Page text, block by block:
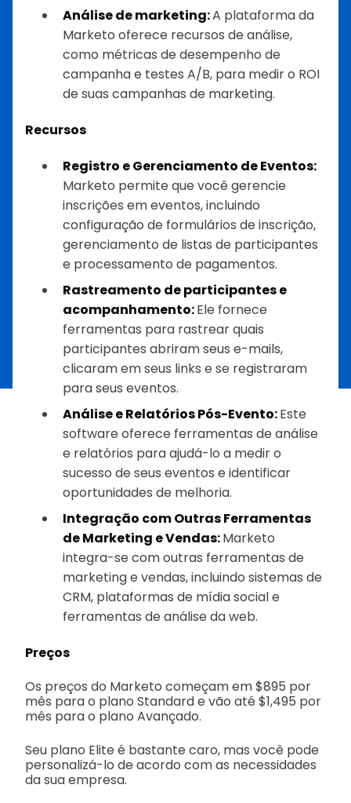
Análise de marketing:A plataforma da
Marketo oferece recursos de análise,
como métricas de desempenho de
campanha e testes A/B, para medir o ROI
de suas campanhas de marketing.
Recursos
Registro e Gerenciamento de Eventos:
Marketo permite que você gerencie
inscrições em eventos, incluindo
configuração de formulários de inscrição,
gerenciamento de listas de participantes
e processamento de pagamentos.
Rastreamento de participantes e
acompanhamento:Ele fornece
ferramentas para rastrear quais
participantes abriram seus e-mails,
clicaram em seus links e se registraram
para seus eventos.
Análise e Relatórios Pós-Evento:Este
software oferece ferramentas de análise
e relatórios para ajudá-lo a medir o
sucesso de seus eventos e identificar
oportunidades de melhoria.
Integração com Outras Ferramentas
de Marketing e Vendas:Marketo
integra-se com outras ferramentas de
marketing e vendas, incluindo sistemas de
CRM, plataformas de mídia social e
ferramentas de análise da web.
Preços
Os preços do Marketo começam em $895 por
mês para o plano Standard e vão até $1,495 por
mês para o plano Avançado.
Seu plano Elite é bastante caro, mas você pode
personalizá-lo de acordo com as necessidades
da sua empresa.